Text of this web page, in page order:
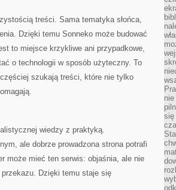
treści. Sama tematyka słońca,
Dzięki temu Sonneko może budować
to miejsce krzykliwe ani przypadkowe,
o technologii w sposób użyteczny. To
szukają treści, które nie tylko
wiedzy z praktyką.
ale dobrze prowadzona strona potrafi
może mieć ten serwis: objaśnia, ale nie
Dzięki temu staje się
się